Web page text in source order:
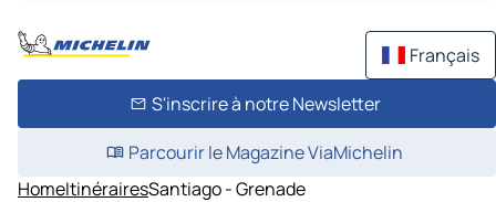
Français
S'inscrire à notre Newsletter
Parcourir le Magazine ViaMichelin
HomeItinérairesSantiago - Grenade